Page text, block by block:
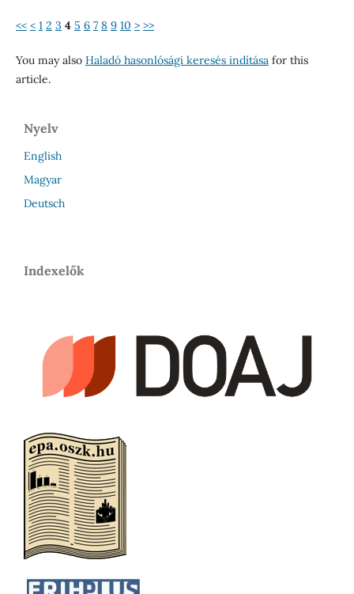
<< < 1 2 3 4 5 6 7 8 9 10 > >>
You may also Haladó hasonlósági keresés indításafor this
article.
Nyelv
English
Magyar
Deutsch
Indexelők